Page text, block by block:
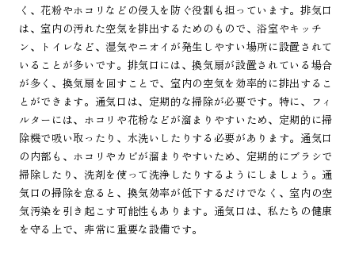
く、花粉やホコリなどの侵入を防ぐ役割も担っています。排気口
は、室内の汚れた空気を排出するためのもので、浴室やキッチ
ン、トイレなど、湿気やニオイが発生しやすい場所に設置されて
いることが多いです。排気口には、換気扇が設置されている場合
が多く、換気扇を回すことで、室内の空気を効率的に排出するこ
とができます。通気口は、定期的な掃除が必要です。特に、フィ
ルターには、ホコリや花粉などが溜まりやすいため、定期的に掃
除機で吸い取ったり、水洗いしたりする必要があります。通気口
の内部も、ホコリやカビが溜まりやすいため、定期的にブラシで
掃除したり、洗剤を使って洗浄したりするようにしましょう。通
気口の掃除を怠ると、換気効率が低下するだけでなく、室内の空
気汚染を引き起こす可能性もあります。通気口は、私たちの健康
を守る上で、非常に重要な設備です。